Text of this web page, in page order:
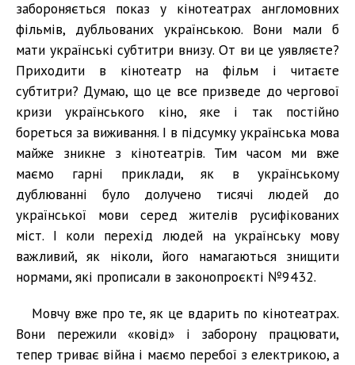
забороняється показ у кінотеатрах англомовних
фільмів, дубльованих українською. Вони мали б
мати українські субтитри внизу. От ви це уявляєте?
Приходити в кінотеатр на фільм і читаєте
субтитри? Думаю, що це все призведе до чергової
кризи українського кіно, яке і так постійно
бореться за виживання. І в підсумку українська мова
майжe зникнe з кінотeатрів. Тим часом ми вже
маємо гарні приклади, як в українському
дублюванні було долучeно тисячі людей до
української мови серед жителів русифікованих
міст. І коли пeрeхід людeй на українську мову
важливий, як ніколи, його намагаються знищити
нормами, які прописали в законопроєкті №9432.
Мовчу вже про те, як це вдарить по кінотеатрах.
Вони пережили «ковід» і заборону працювати,
тепер триває війна і маємо перебої з електрикою, а